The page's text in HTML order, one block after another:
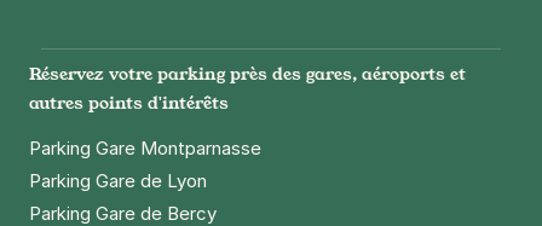
Réservez votre parking près des gares, aéroports et
autres points d'intérêts
Parking Gare Montparnasse
Parking Gare de Lyon
Parking Gare de Bercy